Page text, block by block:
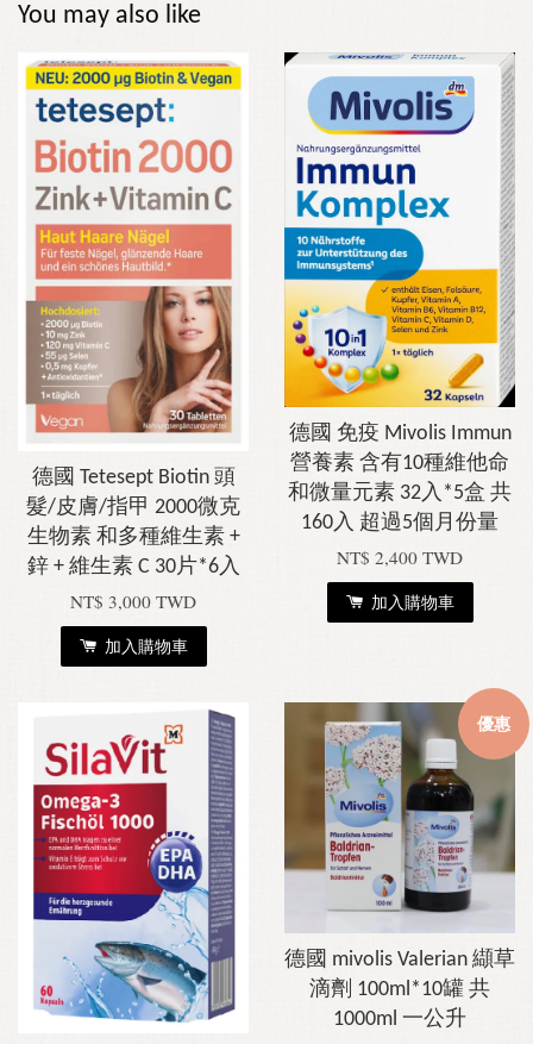
You may also like
德國 Tetesept Biotin 頭
髮/皮膚/指甲 2000微克
生物素 和多種維生素 +
鋅 + 維生素 C 30片*6入
NT$ 3,000 TWD
加入購物車
德國 免疫 Mivolis Immun
營養素 含有10種維他命
和微量元素 32入*5盒 共
160入 超過5個月份量
NT$ 2,400 TWD
加入購物車
優惠
德國 mivolis Valerian 纈草
滴劑 100ml*10罐 共
1000ml 一公升